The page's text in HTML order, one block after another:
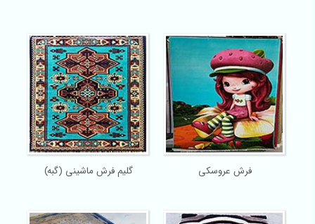
فرش عروسکی گلیم فرش ماشینی (گبه)